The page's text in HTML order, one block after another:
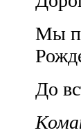
Мы
До